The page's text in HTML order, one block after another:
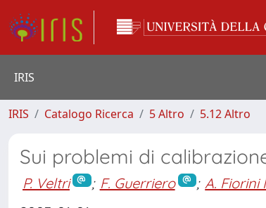
IRIS
IRIS Catalogo Ricerca 5 Altro 5.12 Altro
Sui problemi di
P. Veltri ; F. Guerriero ; A. Fiorini